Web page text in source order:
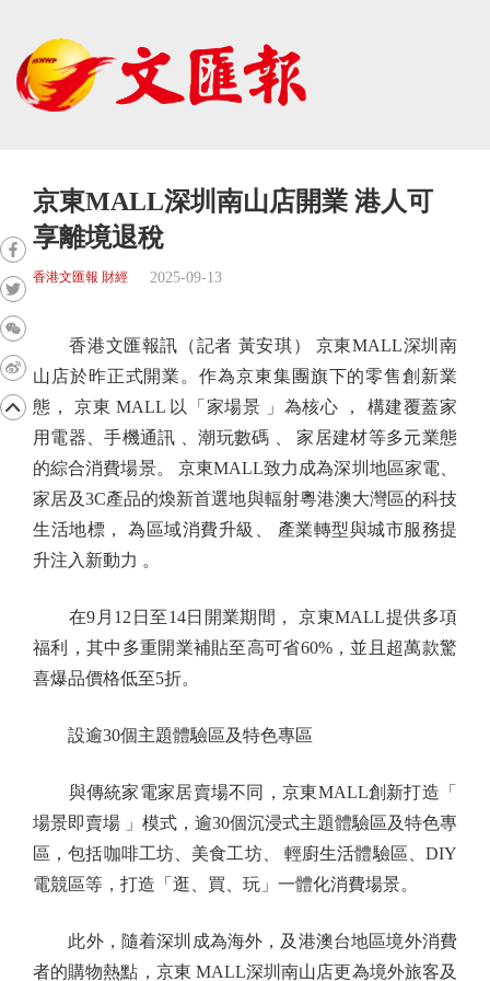
京東MALL深圳南山店開業 港人可
享離境退稅
香港文匯報 財經 2025-09-13
香港文匯報訊（記者 黃安琪） 京東MALL深圳南
山店於昨正式開業。作為京東集團旗下的零售創新業
態， 京東 MALL 以「家場景 」為核心 ， 構建覆蓋家
用電器、手機通訊 、潮玩數碼 、 家居建材等多元業態
的綜合消費場景。 京東MALL致力成為深圳地區家電、
家居及3C產品的煥新首選地與輻射粵港澳大灣區的科技
生活地標， 為區域消費升級、 產業轉型與城市服務提
升注入新動力 。
在9月12日至14日開業期間， 京東MALL提供多項
福利，其中多重開業補貼至高可省60%，並且超萬款驚
喜爆品價格低至5折。
設逾30個主題體驗區及特色專區
與傳統家電家居賣場不同，京東MALL創新打造「
場景即賣場 」模式，逾30個沉浸式主題體驗區及特色專
區，包括咖啡工坊、美食工坊、 輕廚生活體驗區、DIY
電競區等，打造「逛、買、玩」一體化消費場景。
此外，隨着深圳成為海外，及港澳台地區境外消費
者的購物熱點，京東 MALL深圳南山店更為境外旅客及